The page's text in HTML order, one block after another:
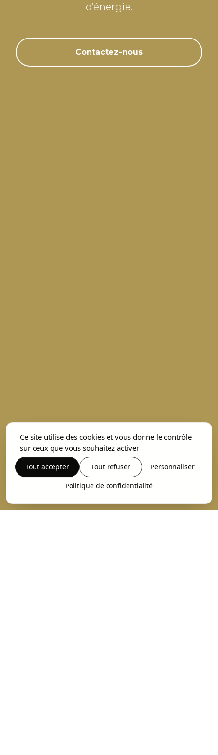
d’énergie.
Contactez-nous
Ce site utilise des cookies et vous donne le contrôle
sur ceux que vous souhaitez activer
Tout accepter Tout refuser Personnaliser
Politique de confidentialité